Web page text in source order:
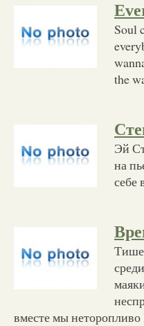
Soul
the
Эй
на
себе
вместе мы неторопливо